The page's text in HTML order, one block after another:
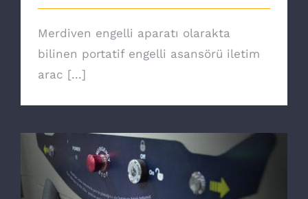
Merdiven engelli aparatı olarakta
bilinen portatif engelli asansörü iletim
arac [...]